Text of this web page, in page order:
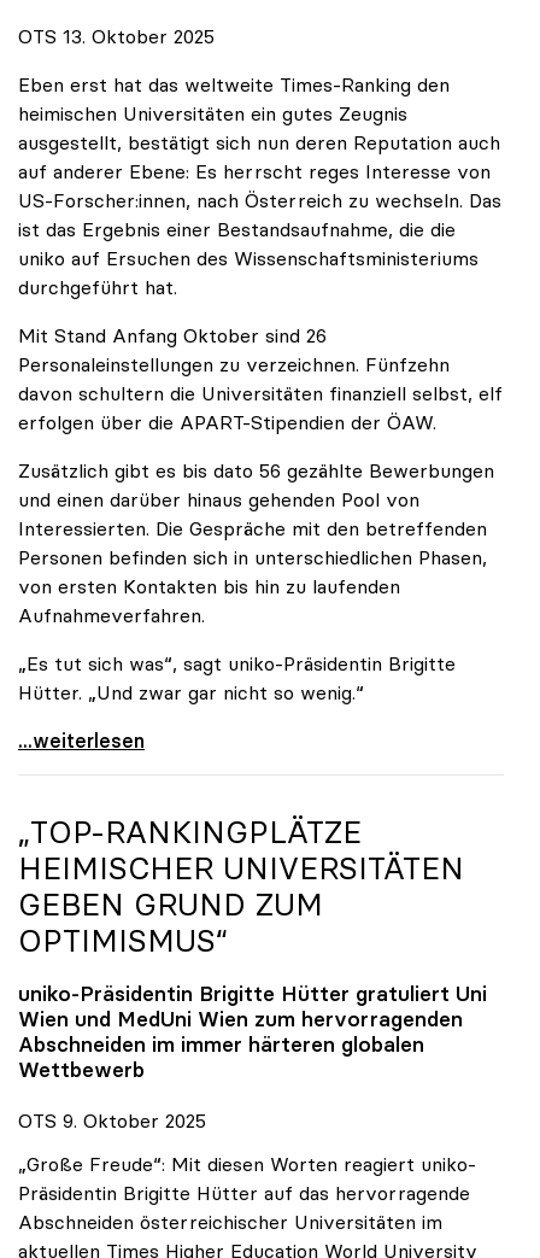
OTS 13. Oktober 2025
Eben erst hat das weltweite Times-Ranking den
heimischen Universitäten ein gutes Zeugnis
ausgestellt, bestätigt sich nun deren Reputation auch
auf anderer Ebene: Es herrscht reges Interesse von
US-Forscher:innen, nach Österreich zu wechseln. Das
ist das Ergebnis einer Bestandsaufnahme, die die
uniko auf Ersuchen des Wissenschaftsministeriums
durchgeführt hat.
Mit Stand Anfang Oktober sind 26
Personaleinstellungen zu verzeichnen. Fünfzehn
davon schultern die Universitäten finanziell selbst, elf
erfolgen über die APART-Stipendien der ÖAW.
Zusätzlich gibt es bis dato 56 gezählte Bewerbungen
und einen darüber hinaus gehenden Pool von
Interessierten. Die Gespräche mit den betreffenden
Personen befinden sich in unterschiedlichen Phasen,
von ersten Kontakten bis hin zu laufenden
Aufnahmeverfahren.
„Es tut sich was“, sagt uniko-Präsidentin Brigitte
Hütter. „Und zwar gar nicht so wenig.“
Reges Interesse von US-Forscher:innen an
...weiterlesen
„TOP-RANKINGPLÄTZE
HEIMISCHER UNIVERSITÄTEN
GEBEN GRUND ZUM
OPTIMISMUS“
uniko-Präsidentin Brigitte Hütter gratuliert Uni
Wien und MedUni Wien zum hervorragenden
Abschneiden im immer härteren globalen
Wettbewerb
OTS 9. Oktober 2025
„Große Freude“: Mit diesen Worten reagiert uniko-
Präsidentin Brigitte Hütter auf das hervorragende
Abschneiden österreichischer Universitäten im
aktuellen Times Higher Education World University